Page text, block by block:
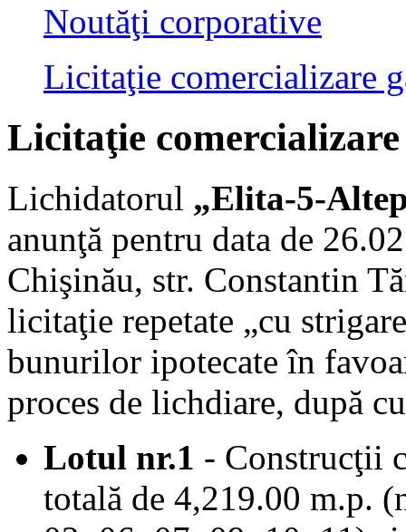
Noutăţi corporative
Licitaţie comercializare
Licitaţie
Lichidatorul „Elita-5-
anunţă pentru data de
Chişinău, str. Constantin
licitaţie repetate „cu
bunurilor ipotecate în
proces de lichdiare, după
Lotul nr.1 - Construcţii
totală de 4,219.00 m.p.